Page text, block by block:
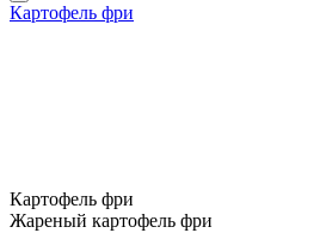
Картофель фри
Картофель фри
Жареный картофель фри